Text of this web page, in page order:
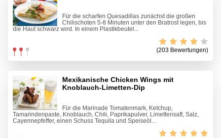
Für die scharfen Quesadillas zunächst die großen
Chilischoten 5-8 Minuten unter den Bratrost legen, bis
die Haut schwarz wird. In einem Plastikbeutel...
(203 Bewertungen)
Mexikanische Chicken Wings mit
Knoblauch-Limetten-Dip
Für die Marinade Tomatenmark, Ketchup,
Tamarindenpaste, Knoblauch, Chili, Paprikapulver, Limettensaft, Salz,
Cayennepfeffer, einen Schuss Tequila und Speiseöl...